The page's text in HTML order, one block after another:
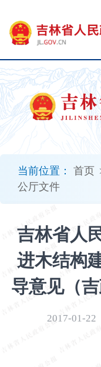
当前位置： 首页
公厅文件
吉林省人
进木结构
导意见（吉
2017-01-22
开
无
障
碍
说
明
加